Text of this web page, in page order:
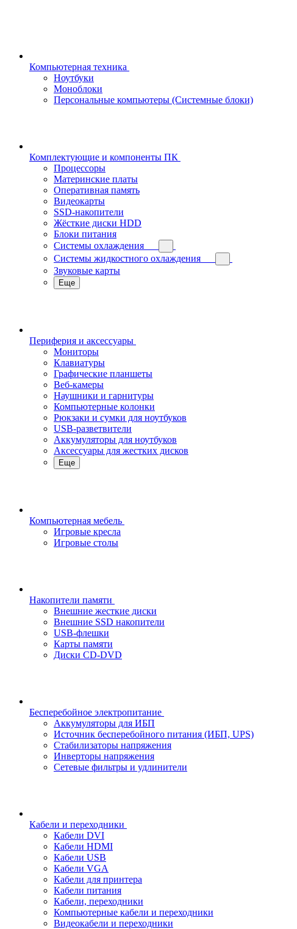
Компьютерная техника
Ноутбуки
Моноблоки
Персональные компьютеры (Системные блоки)
Комплектующие и компоненты ПК
Процессоры
Материнские платы
Оперативная память
Видеокарты
SSD-накопители
Жёсткие диски HDD
Блоки питания
Системы охлаждения
Системы жидкостного охлаждения
Звуковые карты
Еще
Периферия и аксессуары
Мониторы
Клавиатуры
Графические планшеты
Веб-камеры
Наушники и гарнитуры
Компьютерные колонки
Рюкзаки и сумки для ноутбуков
USB-разветвители
Аккумуляторы для ноутбуков
Аксессуары для жестких дисков
Еще
Компьютерная мебель
Игровые кресла
Игровые столы
Накопители памяти
Внешние жесткие диски
Внешние SSD накопители
USB-флешки
Карты памяти
Диски CD-DVD
Бесперебойное электропитание
Аккумуляторы для ИБП
Источник бесперебойного питания (ИБП, UPS)
Стабилизаторы напряжения
Инверторы напряжения
Сетевые фильтры и удлинители
Кабели и переходники
Кабели DVI
Кабели HDMI
Кабели USB
Кабели VGA
Кабели для принтера
Кабели питания
Кабели, переходники
Компьютерные кабели и переходники
Видеокабели и переходники